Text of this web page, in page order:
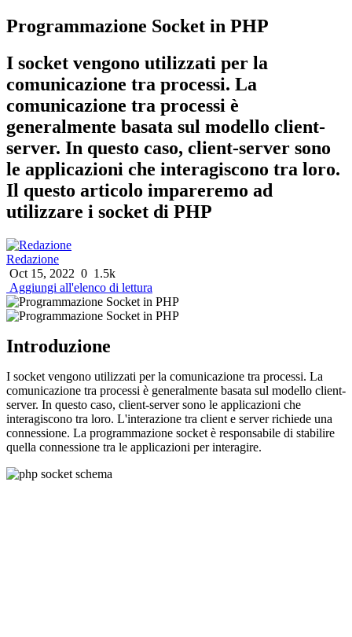
Programmazione Socket in PHP
I socket vengono utilizzati per la
comunicazione tra processi. La
comunicazione tra processi è
generalmente basata sul modello client-
server. In questo caso, client-server sono
le applicazioni che interagiscono tra loro.
Il questo articolo impareremo ad
utilizzare i socket di PHP
Redazione
Oct 15, 2022 0 1.5k
Aggiungi all'elenco di lettura
Introduzione
I socket vengono utilizzati per la comunicazione tra processi. La
comunicazione tra processi è generalmente basata sul modello client-
server. In questo caso, client-server sono le applicazioni che
interagiscono tra loro. L'interazione tra client e server richiede una
connessione. La programmazione socket è responsabile di stabilire
quella connessione tra le applicazioni per interagire.